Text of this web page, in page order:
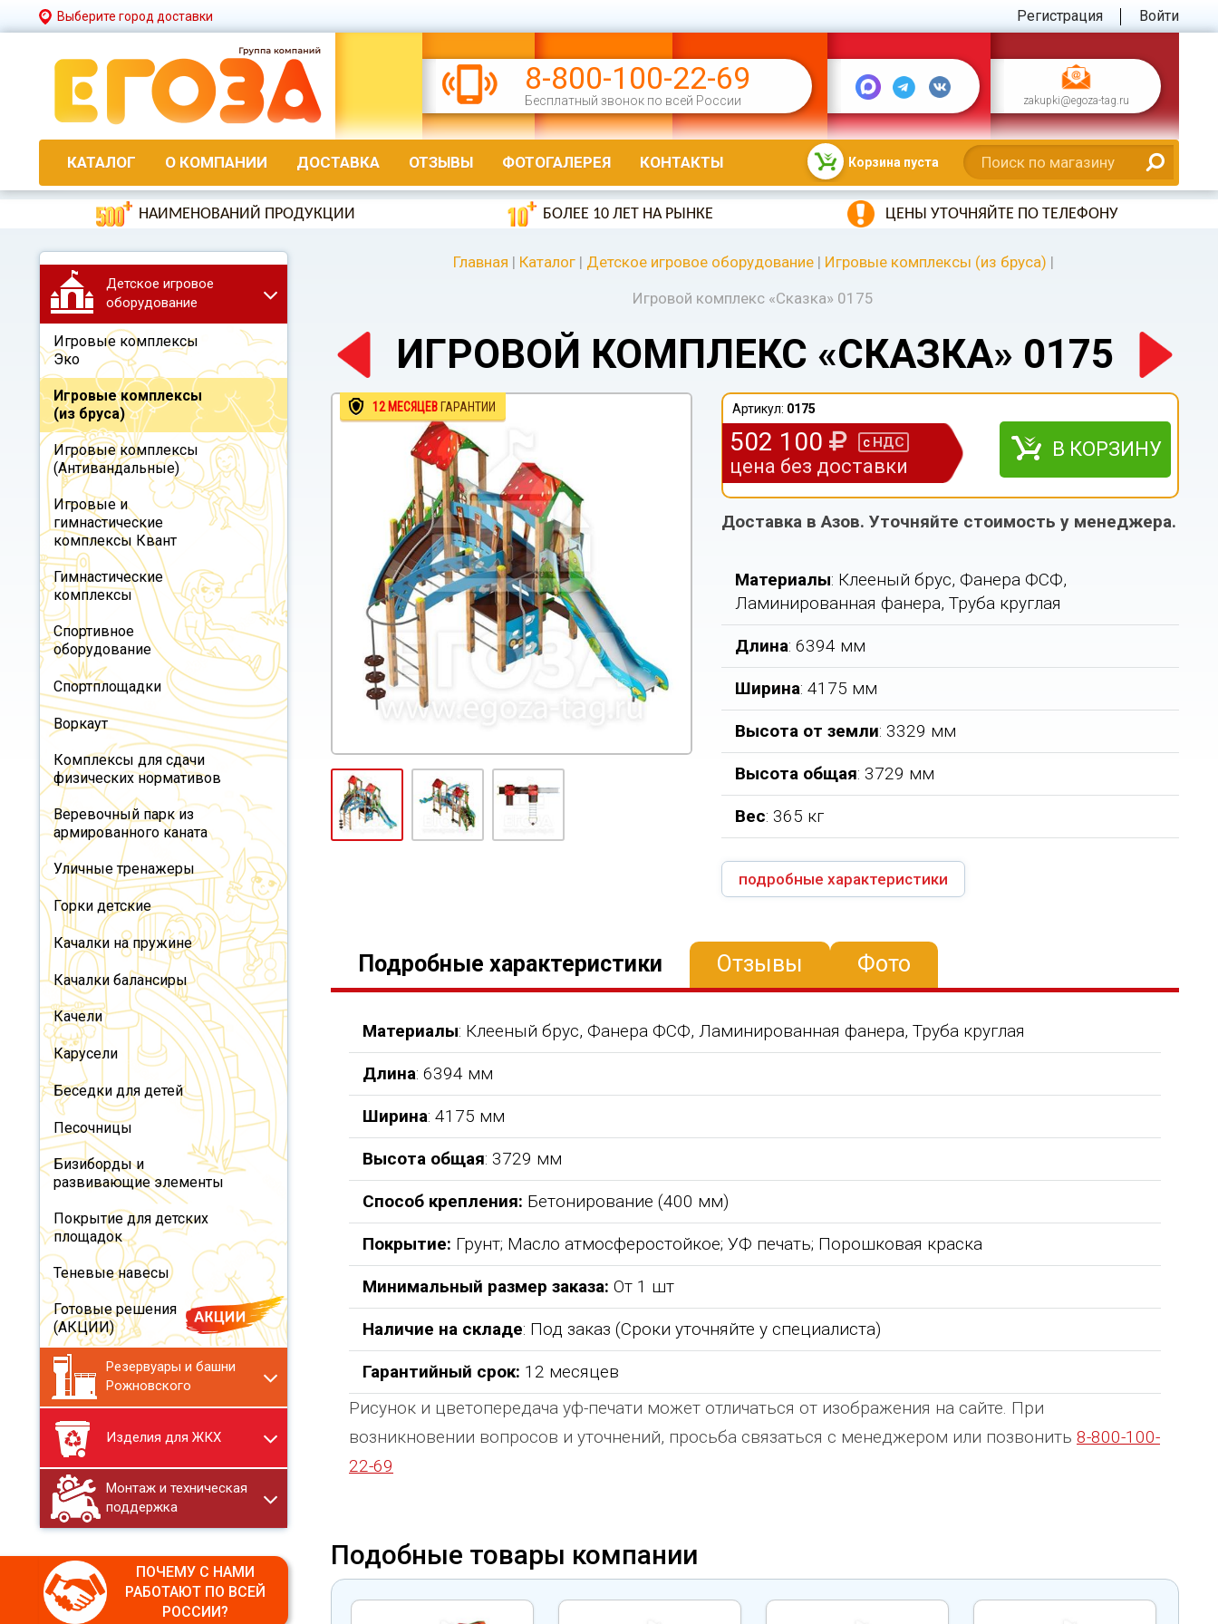
Выберите город доставки Регистрация Войти
8-800-100-22-69
Бесплатный звонок по всей России zakupki@egoza-tag.ru
КАТАЛОГ О КОМПАНИИ ДОСТАВКА ОТЗЫВЫ ФОТОГАЛЕРЕЯ КОНТАКТЫ Корзина пуста
НАИМЕНОВАНИЙ ПРОДУКЦИИ БОЛЕЕ 10 ЛЕТ НА РЫНКЕ ЦЕНЫ УТОЧНЯЙТЕ ПО ТЕЛЕФОНУ
Детское игровое
оборудование
Игровые комплексы
Эко
Игровые комплексы
(из бруса)
Игровые комплексы
(Антивандальные)
Игровые и
гимнастические
комплексы Квант
Гимнастические
комплексы
Спортивное
оборудование
Спортплощадки
Воркаут
Комплексы для сдачи
физических нормативов
Веревочный парк из
армированного каната
Уличные тренажеры
Горки детские
Качалки на пружине
Качалки балансиры
Качели
Карусели
Беседки для детей
Песочницы
Бизиборды и
развивающие элементы
Покрытие для детских
площадок
Теневые навесы
Готовые решения
(АКЦИИ)
Резервуары и башни
Рожновского
Изделия для ЖКХ
Монтаж и техническая
поддержка
ПОЧЕМУ С НАМИ
РАБОТАЮТ ПО ВСЕЙ
РОССИИ?
Главная | Каталог | Детское игровое оборудование | Игровые комплексы (из бруса) |
Игровой комплекс «Сказка» 0175
ИГРОВОЙ КОМПЛЕКС «СКАЗКА» 0175
12 МЕСЯЦЕВ ГАРАНТИИ Артикул: 0175
502 100 с НДС
цена без доставки
В КОРЗИНУ
Доставка в Азов. Уточняйте стоимость у менеджера.
Материалы: Клееный брус, Фанера ФСФ,
Ламинированная фанера, Труба круглая
Длина: 6394 мм
Ширина: 4175 мм
Высота от земли: 3329 мм
Высота общая: 3729 мм
Вес: 365 кг
подробные характеристики
Подробные характеристики Отзывы Фото
Материалы: Клееный брус, Фанера ФСФ, Ламинированная фанера, Труба круглая
Длина: 6394 мм
Ширина: 4175 мм
Высота общая: 3729 мм
Способ крепления: Бетонирование (400 мм)
Покрытие: Грунт; Масло атмосферостойкое; УФ печать; Порошковая краска
Минимальный размер заказа: От 1 шт
Наличие на складе: Под заказ (Сроки уточняйте у специалиста)
Гарантийный срок: 12 месяцев
Рисунок и цветопередача уф-печати может отличаться от изображения на сайте. При
возникновении вопросов и уточнений, просьба связаться с менеджером или позвонить 8-800-100-
22-69
Подобные товары компании